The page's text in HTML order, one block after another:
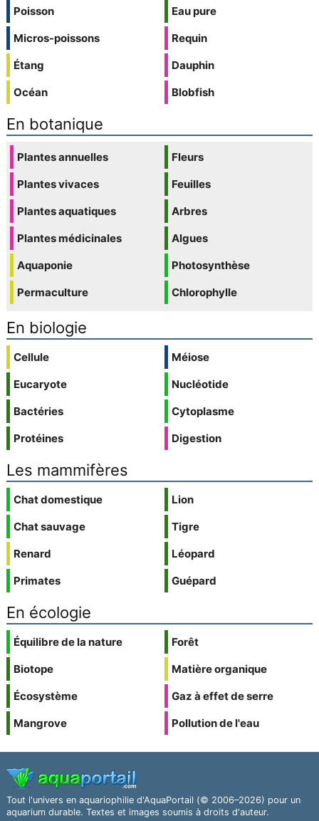
Poisson
Micros-poissons
Étang
Océan
Eau pure
Requin
Dauphin
Blobfish
En botanique
Plantes annuelles
Plantes vivaces
Plantes aquatiques
Plantes médicinales
Aquaponie
Permaculture
Fleurs
Feuilles
Arbres
Algues
Photosynthèse
Chlorophylle
En biologie
Cellule
Eucaryote
Bactéries
Protéines
Méiose
Nucléotide
Cytoplasme
Digestion
Les mammifères
Chat domestique
Chat sauvage
Renard
Primates
Lion
Tigre
Léopard
Guépard
En écologie
Équilibre de la nature
Biotope
Écosystème
Mangrove
Forêt
Matière organique
Gaz à effet de serre
Pollution de l'eau
Tout l'univers en aquariophilie d'AquaPortail (© 2006–2026) pour un
aquarium durable. Textes et images soumis à droits d'auteur.